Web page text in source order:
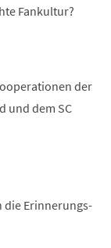
Fankultur?
der
und dem SC
die Erinnerungs-